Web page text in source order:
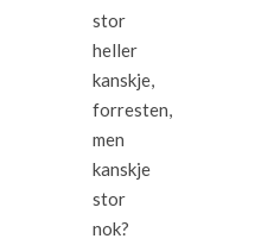
stor
heller
kanskje,
forresten,
men
kanskje
stor
nok?